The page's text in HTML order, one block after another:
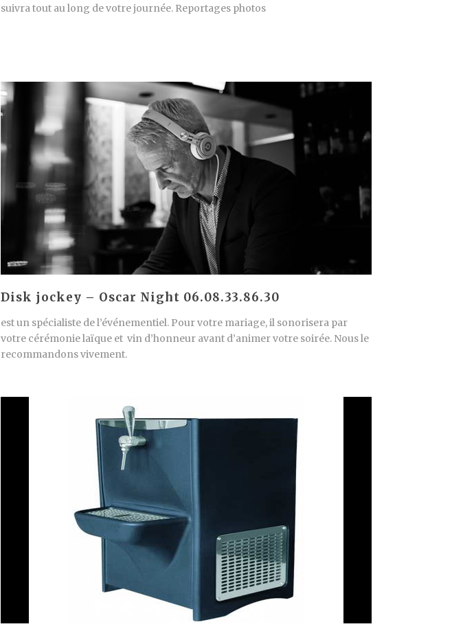
suivra tout au long de votre journée. Reportages photos
Disk jockey – Oscar Night 06.08.33.86.30
est un spécialiste de l’événementiel. Pour votre mariage, il sonorisera par
votre cérémonie laïque et vin d’honneur avant d’animer votre soirée. Nous le
recommandons vivement.